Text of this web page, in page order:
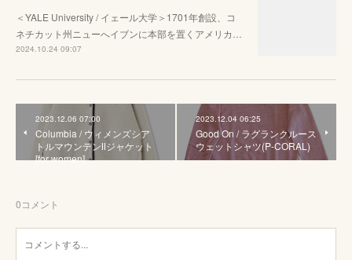
＜YALE University / イェール大学＞1701年創設、コ
ネチカット州ニューへイブンに本部を置くアメリカ…
2024.10.24 09:07
2023.12.06 07:00
Columbia / ウィメンズシア
トルマウンテンⅡジャケット
[for women]
2023.12.04 06:25
Good On / ラグランクルース
ウェットシャツ(P-CORAL)
0コメント